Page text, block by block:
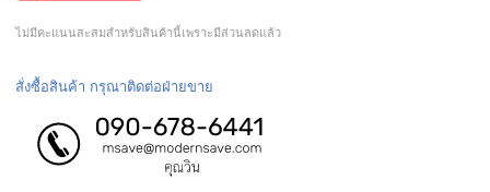
ไม่มีคะแนนสะสมสำหรับสินค้านี้เพราะมีส่วนลดแล้ว
สั่งซื้อสินค้า กรุณาติดต่อฝ่ายขาย